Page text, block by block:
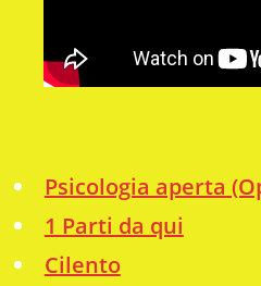
Psicologia aperta
1 Parti da qui
Cilento